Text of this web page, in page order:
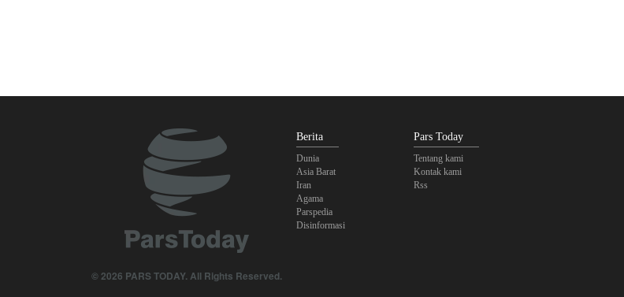
© 2026 PARS TODAY. All Rights Reserved.
Berita
Dunia
Asia Barat
Iran
Agama
Parspedia
Disinformasi
Pars Today
Tentang kami
Kontak kami
Rss